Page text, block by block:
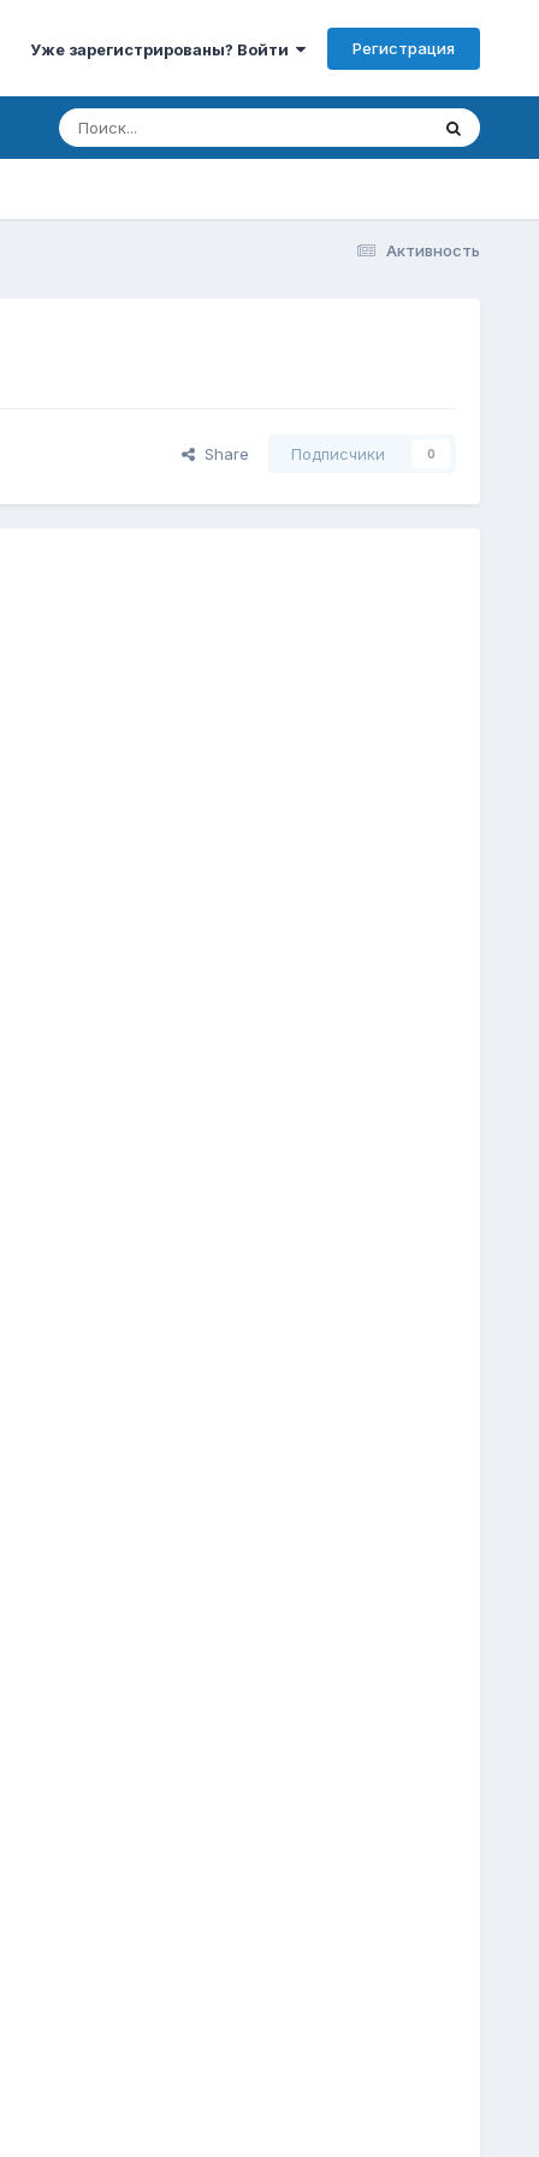
Уже зарегистрированы? Войти Регистрация
Активность
Share Подписчики 0